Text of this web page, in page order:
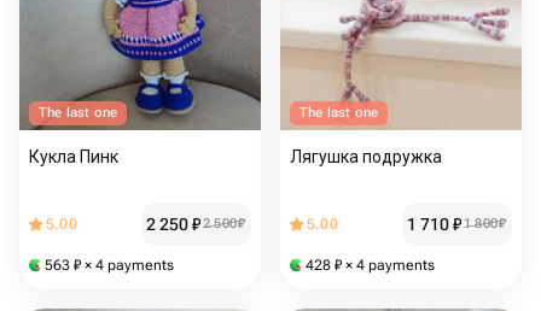
The last one
Кукла Пинк
5.00 2 250₽2 500₽
563 ₽ × 4 payments
The last one
Лягушка подружка
5.00 1 710₽1 800₽
428 ₽ × 4 payments